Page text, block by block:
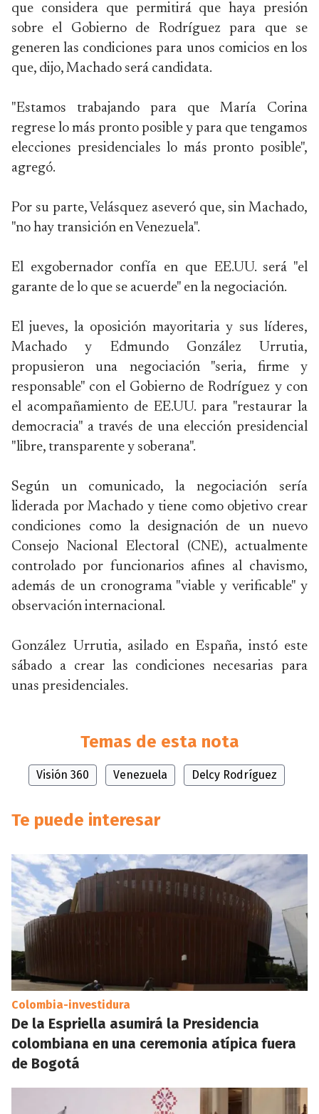
que considera que permitirá que haya presión
sobre el Gobierno de Rodríguez para que se
generen las condiciones para unos comicios en los
que, dijo, Machado será candidata.
"Estamos trabajando para que María Corina
regrese lo más pronto posible y para que tengamos
elecciones presidenciales lo más pronto posible",
agregó.
Por su parte, Velásquez aseveró que, sin Machado,
"no hay transición en Venezuela".
El exgobernador confía en que EE.UU. será "el
garante de lo que se acuerde" en la negociación.
El jueves, la oposición mayoritaria y sus líderes,
Machado y Edmundo González Urrutia,
propusieron una negociación "seria, firme y
responsable" con el Gobierno de Rodríguez y con
el acompañamiento de EE.UU. para "restaurar la
democracia" a través de una elección presidencial
"libre, transparente y soberana".
Según un comunicado, la negociación sería
liderada por Machado y tiene como objetivo crear
condiciones como la designación de un nuevo
Consejo Nacional Electoral (CNE), actualmente
controlado por funcionarios afines al chavismo,
además de un cronograma "viable y verificable" y
observación internacional.
González Urrutia, asilado en España, instó este
sábado a crear las condiciones necesarias para
unas presidenciales.
Temas de esta nota
Visión 360 Venezuela Delcy Rodríguez
Te puede interesar
Colombia-investidura
De la Espriella asumirá la Presidencia
colombiana en una ceremonia atípica fuera
de Bogotá